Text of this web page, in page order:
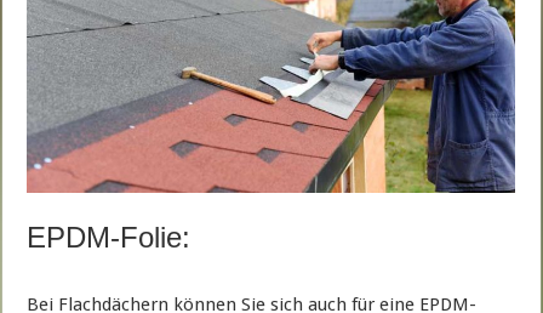
EPDM-Folie:
Bei Flachdächern können Sie sich auch für eine EPDM-